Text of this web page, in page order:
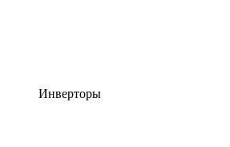
Инверторы